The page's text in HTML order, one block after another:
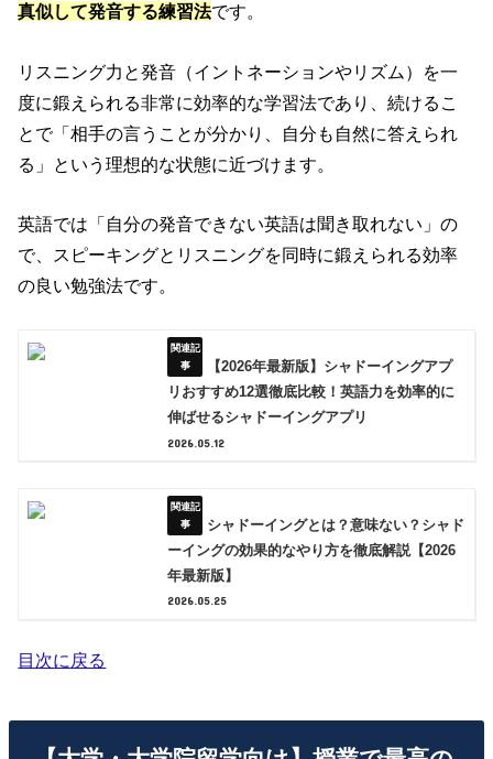
真似して発音する練習法です。
リスニング力と発音（イントネーションやリズム）を一
度に鍛えられる非常に効率的な学習法であり、続けるこ
とで「相手の言うことが分かり、自分も自然に答えられ
る」という理想的な状態に近づけます。
英語では「自分の発音できない英語は聞き取れない」の
で、スピーキングとリスニングを同時に鍛えられる効率
の良い勉強法です。
【2026年最新版】シャドーイングアプ
リおすすめ12選徹底比較！英語力を効率的に
伸ばせるシャドーイングアプリ
2026.05.12
シャドーイングとは？意味ない？シャド
ーイングの効果的なやり方を徹底解説【2026
年最新版】
2026.05.25
目次に戻る